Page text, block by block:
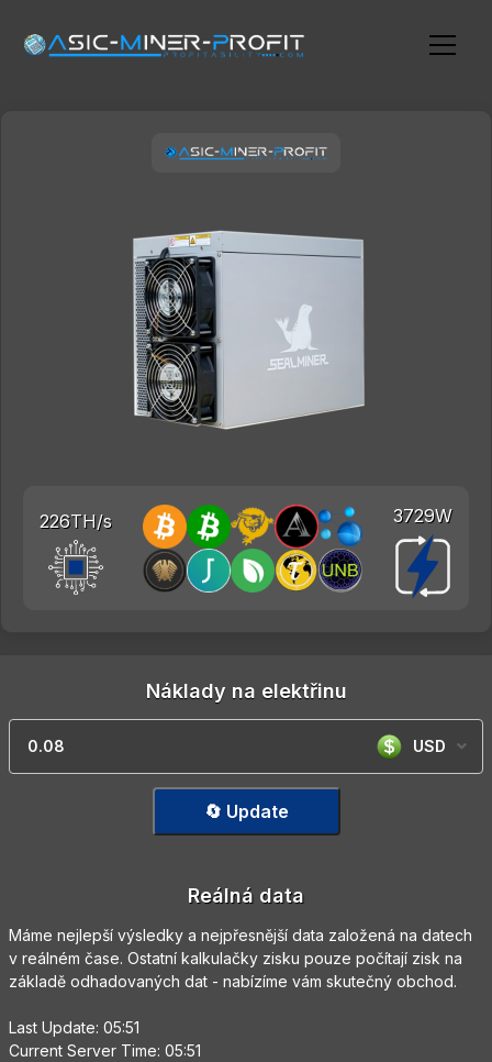
226TH/s 3729W
Náklady na elektřinu
USD
🔄 Update
Reálná data
Máme nejlepší výsledky a nejpřesnější data založená na datech
v reálném čase. Ostatní kalkulačky zisku pouze počítají zisk na
základě odhadovaných dat - nabízíme vám skutečný obchod.
Last Update: 05:51
Current Server Time: 05:51